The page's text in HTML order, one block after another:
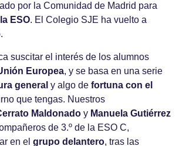
por la Comunidad de Madrid para
ESO. El Colegio SJE ha vuelto a
suscitar el interés de los alumnos
Europea, y se basa en una serie
general y algo de fortuna con el
que tengas. Nuestros
Maldonado y Manuela Gutiérrez
de 3.º de la ESO C,
en el grupo delantero, tras las